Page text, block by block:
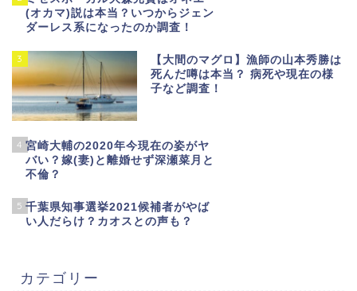
(オカマ)説は本当？いつからジェン
ダーレス系になったのか調査！
3
【大間のマグロ】漁師の山本秀勝は
死んだ噂は本当？ 病死や現在の様
子など調査！
4 宮崎大輔の2020年今現在の姿がヤ
バい？嫁(妻)と離婚せず深瀬菜月と
不倫？
5 千葉県知事選挙2021候補者がやば
い人だらけ？カオスとの声も？
カテゴリー